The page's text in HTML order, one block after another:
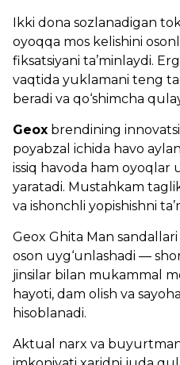
Ikki dona sozlanadigan
oyoqqa mos kelishini
fiksatsiyani ta’minlaydi.
vaqtida yuklamani teng
beradi va qo‘shimcha
Geox brendining
poyabzal ichida havo
issiq havoda ham
yaratadi. Mustahkam
va ishonchli yopishishni
Geox Ghita Man
oson uyg‘unlashadi —
jinsilar bilan mukammal
hayoti, dam olish va
hisoblanadi.
Aktual narx va